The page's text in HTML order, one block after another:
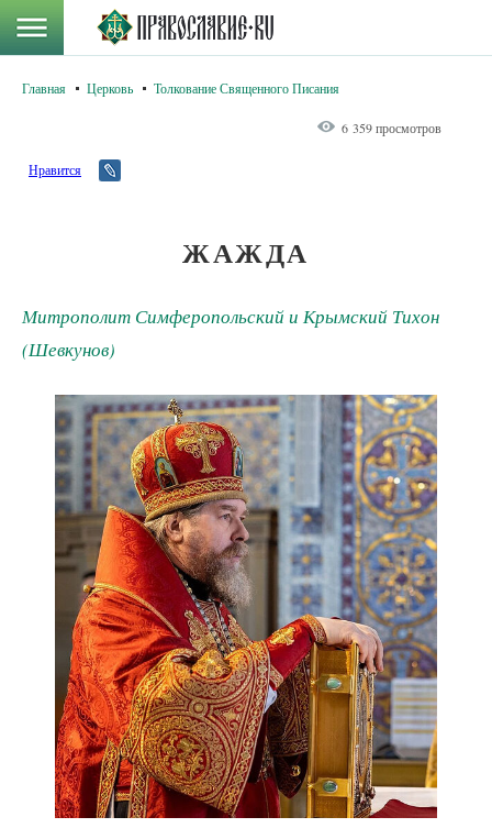
Главная Церковь Толкование Священного Писания
6 359 просмотров
Нравится
ЖАЖДА
Митрополит Симферопольский и Крымский Тихон
(Шевкунов)